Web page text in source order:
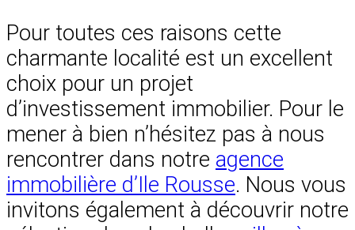
Pour toutes ces raisons cette
charmante localité est un excellent
choix pour un projet
d’investissement immobilier. Pour le
mener à bien n’hésitez pas à nous
rencontrer dans notre agence
immobilière d’Ile Rousse. Nous vous
invitons également à découvrir notre